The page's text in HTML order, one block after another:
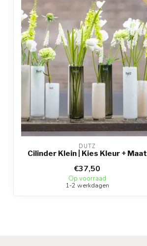
DUTZ
Cilinder Klein | Kies Kleur + Maat
€37,50
Op voorraad
1-2 werkdagen